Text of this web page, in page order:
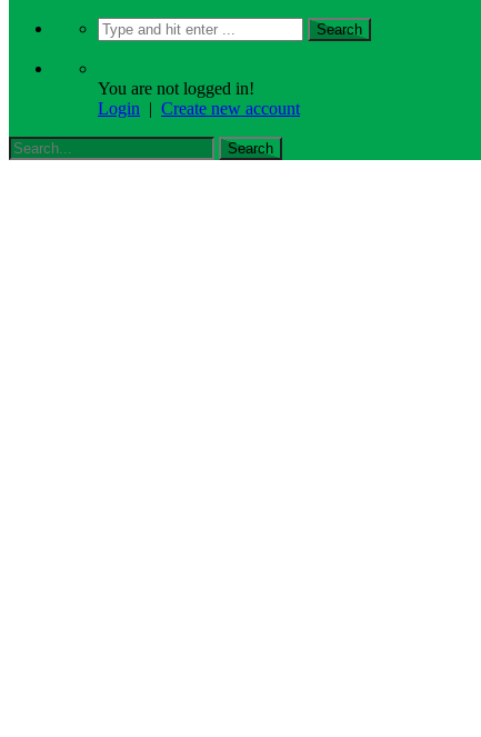
You are not logged in!
Login | Create new account